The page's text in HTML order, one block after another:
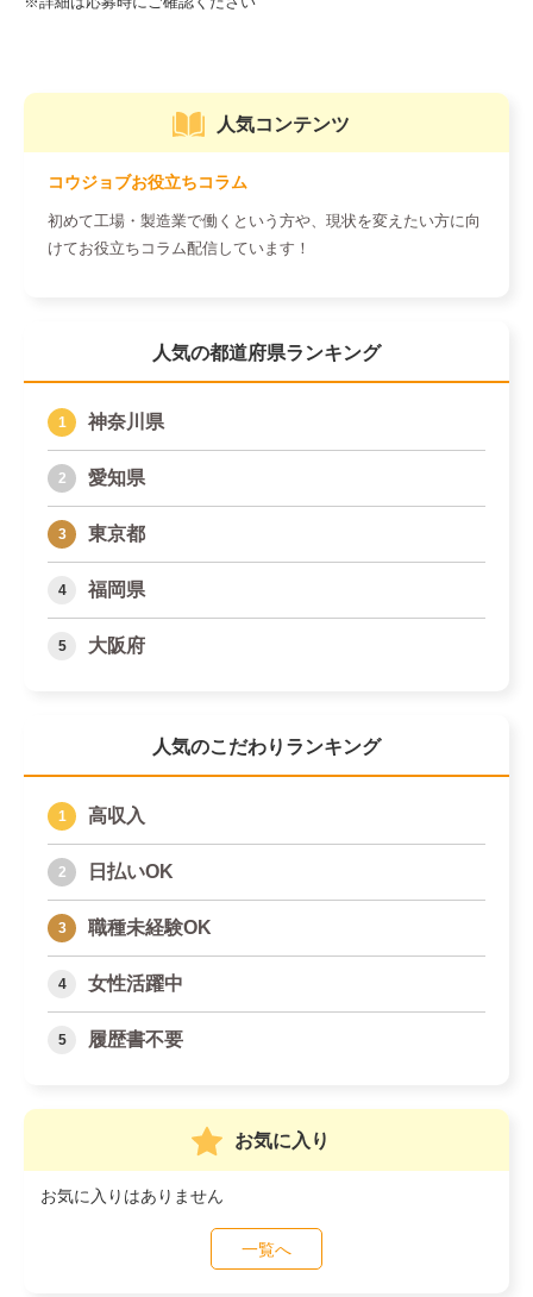
人気コンテンツ
コウジョブお役立ちコラム
初めて工場・製造業で働くという方や、現状を変えたい方に向
けてお役立ちコラム配信しています！
人気の都道府県ランキング
神奈川県
愛知県
東京都
福岡県
大阪府
人気のこだわりランキング
高収入
日払いOK
職種未経験OK
女性活躍中
履歴書不要
お気に入り
お気に入りはありません
一覧へ